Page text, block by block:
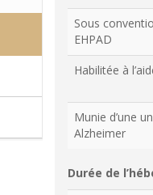
Sous
EHPAD
Habilitée à
Munie d’une
Alzheimer
Durée de